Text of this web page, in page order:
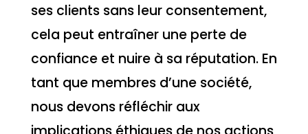
ses clients sans leur consentement,
cela peut entraîner une perte de
confiance et nuire à sa réputation. En
tant que membres d’une société,
nous devons réfléchir aux